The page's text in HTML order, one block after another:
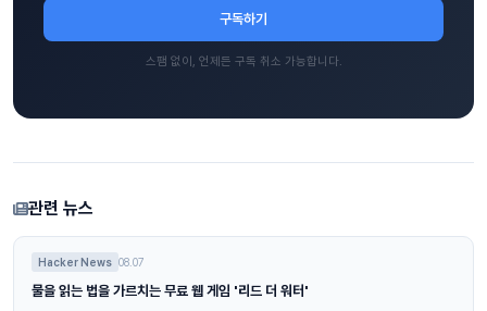
구독하기
스팸 없이, 언제든 구독 취소 가능합니다.
관련 뉴스
Hacker News 08.07
물을 읽는 법을 가르치는 무료 웹 게임 '리드 더 워터'